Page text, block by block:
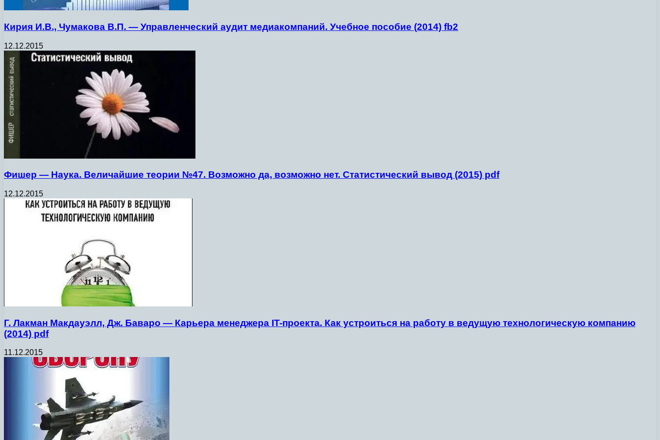
Кирия И.В., Чумакова В.П. — Управленческий аудит медиакомпаний. Учебное пособие (2014) fb2
12.12.2015
Фишер — Наука. Величайшие теории №47. Возможно да, возможно нет. Статистический вывод (2015) pdf
12.12.2015
Г. Лакман Макдауэлл, Дж. Баваро — Карьера менеджера IT-проекта. Как устроиться на работу в ведущую технологическую компанию
(2014) pdf
11.12.2015